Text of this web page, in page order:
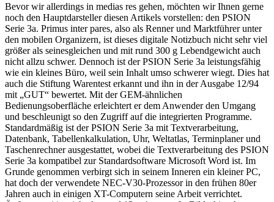
Bevor wir allerdings in medias res gehen, möchten wir Ihnen gerne
noch den Hauptdarsteller diesen Artikels vorstellen: den PSION
Serie 3a. Primus inter pares, also als Renner und Marktführer unter
den mobilen Organizern, ist dieses digitale Notizbuch nicht sehr viel
größer als seinesgleichen und mit rund 300 g Lebendgewicht auch
nicht allzu schwer. Dennoch ist der PSION Serie 3a leistungsfähig
wie ein kleines Büro, weil sein Inhalt umso schwerer wiegt. Dies hat
auch die Stiftung Warentest erkannt und ihn in der Ausgabe 12/94
mit „GUT“ bewertet. Mit der GEM-ähnlichen
Bedienungsoberfläche erleichtert er dem Anwender den Umgang
und beschleunigt so den Zugriff auf die integrierten Programme.
Standardmäßig ist der PSION Serie 3a mit Textverarbeitung,
Datenbank, Tabellenkalkulation, Uhr, Weltatlas, Terminplaner und
Taschenrechner ausgestattet, wobei die Textverarbeitung des PSION
Serie 3a kompatibel zur Standardsoftware Microsoft Word ist. Im
Grunde genommen verbirgt sich in seinem Inneren ein kleiner PC,
hat doch der verwendete NEC-V30-Prozessor in den frühen 80er
Jahren auch in einigen XT-Computern seine Arbeit verrichtet.